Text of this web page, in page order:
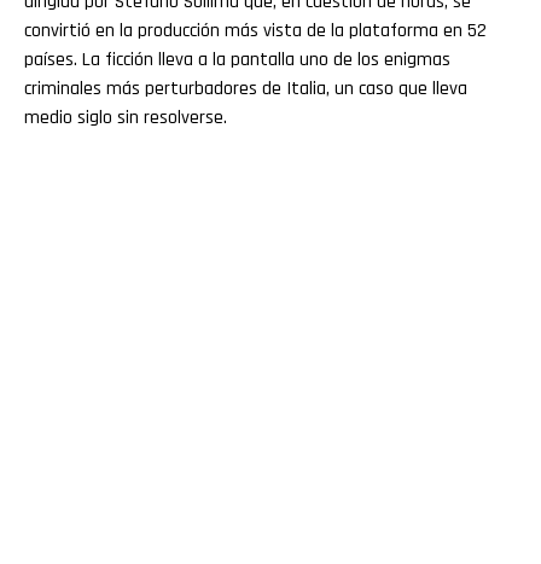
convirtió en la producción más vista de la plataforma en 52
países. La ficción lleva a la pantalla uno de los enigmas
criminales más perturbadores de Italia, un caso que lleva
medio siglo sin resolverse.